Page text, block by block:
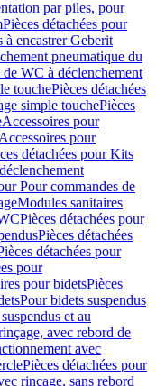
par piles, pour
Pièces détachées pour
encastrer Geberit
pneumatique du
de WC à déclenchement
touchePièces détachées
simple touchePièces
Accessoires pour
pour
détachées pour Kits
Pour commandes de
Modules sanitaires
Pièces détachées pour
Pièces détachées
détachées pour
pour
pour bidetsPièces
Pour bidets suspendus
et au
avec rebord de
avec
Pièces détachées pour
rinçage, sans rebord